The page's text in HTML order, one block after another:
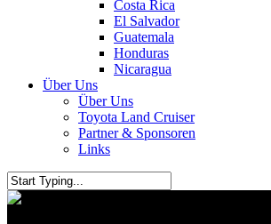
Costa Rica
El Salvador
Guatemala
Honduras
Nicaragua
Über Uns
Über Uns
Toyota Land Cruiser
Partner & Sponsoren
Links